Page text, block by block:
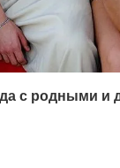
с родными и